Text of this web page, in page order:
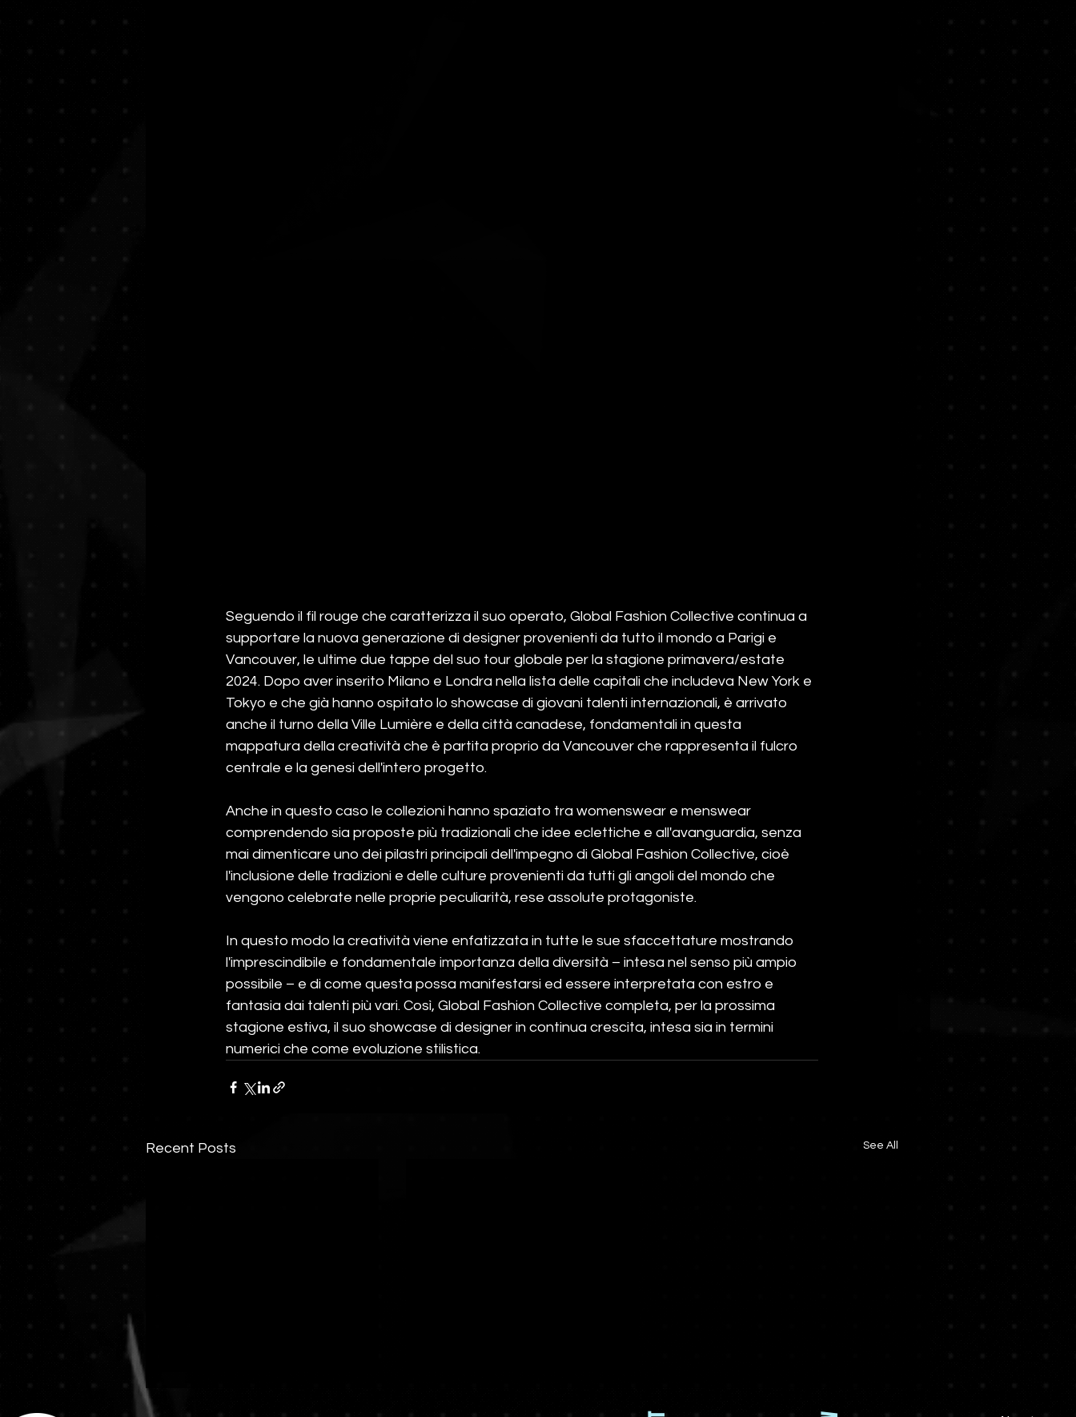
Seguendo il fil rouge che caratterizza il suo operato, Global Fashion Collective continua a
supportare la nuova generazione di designer provenienti da tutto il mondo a Parigi e
Vancouver, le ultime due tappe del suo tour globale per la stagione primavera/estate
2024. Dopo aver inserito Milano e Londra nella lista delle capitali che includeva New York e
Tokyo e che già hanno ospitato lo showcase di giovani talenti internazionali, è arrivato
anche il turno della Ville Lumière e della città canadese, fondamentali in questa
mappatura della creatività che è partita proprio da Vancouver che rappresenta il fulcro
centrale e la genesi dell'intero progetto.
Anche in questo caso le collezioni hanno spaziato tra womenswear e menswear
comprendendo sia proposte più tradizionali che idee eclettiche e all'avanguardia, senza
mai dimenticare uno dei pilastri principali dell'impegno di Global Fashion Collective, cioè
l'inclusione delle tradizioni e delle culture provenienti da tutti gli angoli del mondo che
vengono celebrate nelle proprie peculiarità, rese assolute protagoniste.
In questo modo la creatività viene enfatizzata in tutte le sue sfaccettature mostrando
l'imprescindibile e fondamentale importanza della diversità – intesa nel senso più ampio
possibile – e di come questa possa manifestarsi ed essere interpretata con estro e
fantasia dai talenti più vari. Così, Global Fashion Collective completa, per la prossima
stagione estiva, il suo showcase di designer in continua crescita, intesa sia in termini
numerici che come evoluzione stilistica.
Recent Posts See All